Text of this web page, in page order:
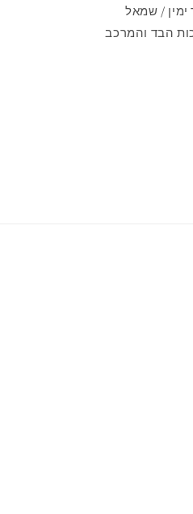
/ שמאל
הבד והמרכב